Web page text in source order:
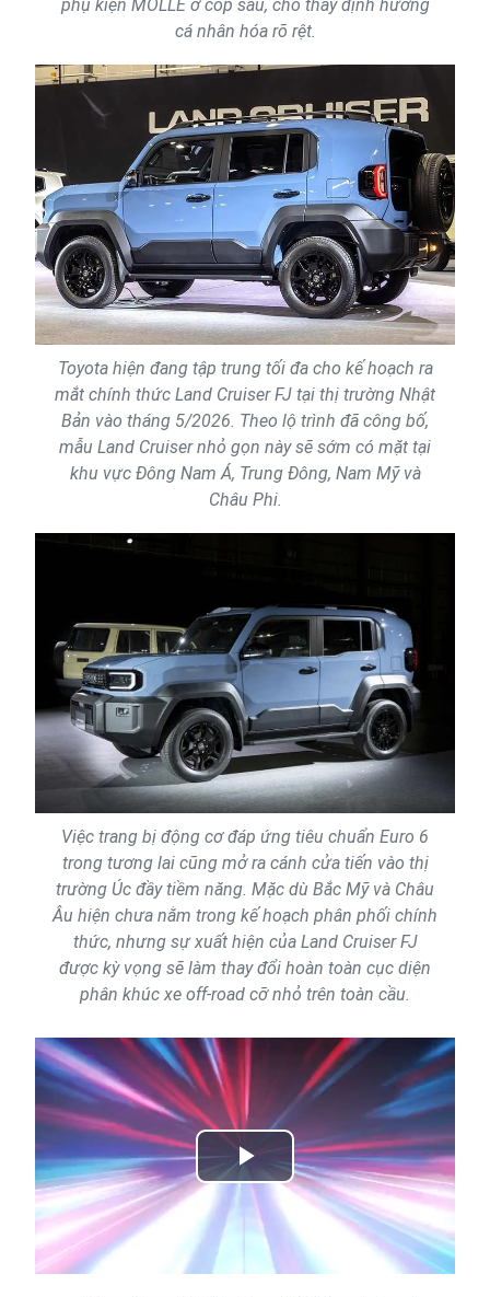
phụ kiện MOLLE ở cốp sau, cho thấy định hướng
cá nhân hóa rõ rệt.
Toyota hiện đang tập trung tối đa cho kế hoạch ra
mắt chính thức Land Cruiser FJ tại thị trường Nhật
Bản vào tháng 5/2026. Theo lộ trình đã công bố,
mẫu Land Cruiser nhỏ gọn này sẽ sớm có mặt tại
khu vực Đông Nam Á, Trung Đông, Nam Mỹ và
Châu Phi.
Việc trang bị động cơ đáp ứng tiêu chuẩn Euro 6
trong tương lai cũng mở ra cánh cửa tiến vào thị
trường Úc đầy tiềm năng. Mặc dù Bắc Mỹ và Châu
Âu hiện chưa nằm trong kế hoạch phân phối chính
thức, nhưng sự xuất hiện của Land Cruiser FJ
được kỳ vọng sẽ làm thay đổi hoàn toàn cục diện
phân khúc xe off-road cỡ nhỏ trên toàn cầu.
Play
Video